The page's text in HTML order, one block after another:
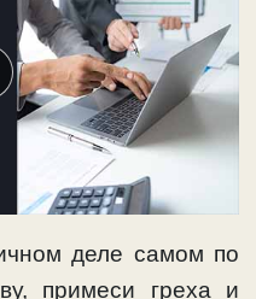
деле самом по
примеси греха и